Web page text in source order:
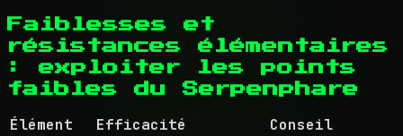
Faiblesses et
résistances élémentaires
: exploiter les points
faibles du Serpenphare
Élément Efficacité
Conseil